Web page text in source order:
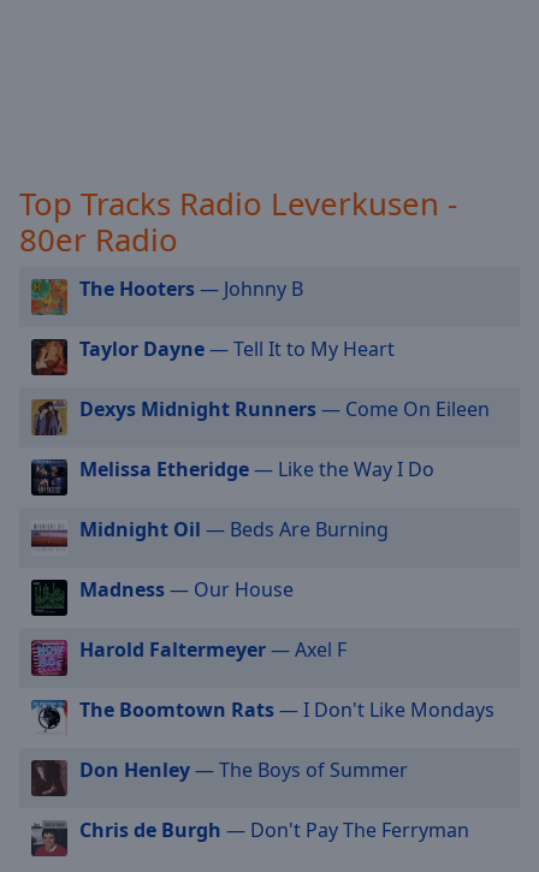
Beginning
dialog
window.
Escape
cancel
and
close
window.
Text
Color
Opacity
Text
Background
Color
Top Tracks Radio Leverkusen -
80er Radio
The Hooters— Johnny B
Taylor Dayne— Tell It to My Heart
Dexys Midnight Runners— Come On Eileen
Melissa Etheridge— Like the Way I Do
Midnight Oil — Beds Are Burning
Madness— Our House
Harold Faltermeyer— Axel F
The Boomtown Rats— I Don't Like Mondays
Don Henley— The Boys of Summer
Chris de Burgh — Don't Pay The Ferryman